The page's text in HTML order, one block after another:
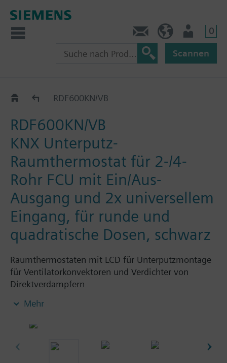
0
Scannen
RDF6..KNX Flush Mount
RDF600KN/VB
RDF600KN/VB
KNX Unterputz-
Raumthermostat für 2-/4-
Rohr FCU mit Ein/Aus-
Ausgang und 2x universellem
Eingang, für runde und
quadratische Dosen, schwarz
Raumthermostaten mit LCD für Unterputzmontage
für Ventilatorkonvektoren und Verdichter von
Direktverdampfern
Für Heiz und/oder Kühlanwendungen
2 multifunktionale Eingänge für Keycard-
Mehr